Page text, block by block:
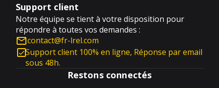
Support client
Notre équipe se tient à votre disposition pour
répondre à toutes vos demandes :
contact@fr-lrel.com
Support client 100% en ligne, Réponse par email
sous 48h.
Restons connectés